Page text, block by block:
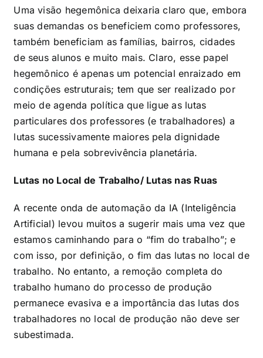
Uma visão hegemônica deixaria claro que, embora
suas demandas os beneficiem como professores,
também beneficiam as famílias, bairros, cidades
de seus alunos e muito mais. Claro, esse papel
hegemônico é apenas um potencial enraizado em
condições estruturais; tem que ser realizado por
meio de agenda política que ligue as lutas
particulares dos professores (e trabalhadores) a
lutas sucessivamente maiores pela dignidade
humana e pela sobrevivência planetária.
Lutas no Local de Trabalho/ Lutas nas Ruas
A recente onda de automação da IA (Inteligência
Artificial) levou muitos a sugerir mais uma vez que
estamos caminhando para o “fim do trabalho”; e
com isso, por definição, o fim das lutas no local de
trabalho. No entanto, a remoção completa do
trabalho humano do processo de produção
permanece evasiva e a importância das lutas dos
trabalhadores no local de produção não deve ser
subestimada.